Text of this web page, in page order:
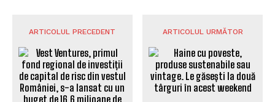
ARTICOLUL PRECEDENT ARTICOLUL URMĂTOR